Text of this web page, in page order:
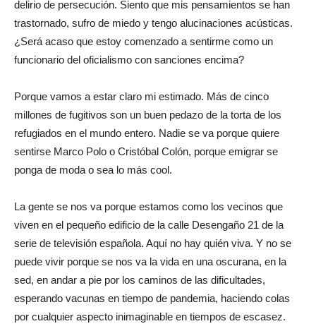
delirio de persecución. Siento que mis pensamientos se han
trastornado, sufro de miedo y tengo alucinaciones acústicas.
¿Será acaso que estoy comenzado a sentirme como un
funcionario del oficialismo con sanciones encima?
Porque vamos a estar claro mi estimado. Más de cinco
millones de fugitivos son un buen pedazo de la torta de los
refugiados en el mundo entero. Nadie se va porque quiere
sentirse Marco Polo o Cristóbal Colón, porque emigrar se
ponga de moda o sea lo más cool.
La gente se nos va porque estamos como los vecinos que
viven en el pequeño edificio de la calle Desengaño 21 de la
serie de televisión española. Aquí no hay quién viva. Y no se
puede vivir porque se nos va la vida en una oscurana, en la
sed, en andar a pie por los caminos de las dificultades,
esperando vacunas en tiempo de pandemia, haciendo colas
por cualquier aspecto inimaginable en tiempos de escasez.